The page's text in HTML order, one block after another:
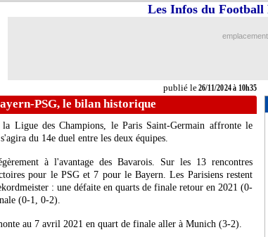
publié le26/11/2024 à 10h35
Les Infos du
PSG, le bilan historique
Ligue des Champions, le Paris Saint-Germain affronte le
du 14e duel entre les deux équipes.
à l'avantage des Bavarois. Sur les 13 rencontres
pour le PSG et 7 pour le Bayern. Les Parisiens restent
: une défaite en quarts de finale retour en 2021 (0-
(0-1, 0-2).
au 7 avril 2021 en quart de finale aller à Munich (3-2).